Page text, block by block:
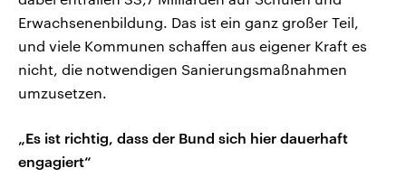
Erwachsenenbildung. Das ist ein ganz großer Teil,
und viele Kommunen schaffen aus eigener Kraft es
nicht, die notwendigen Sanierungsmaßnahmen
umzusetzen.
„Es ist richtig, dass der Bund sich hier dauerhaft
engagiert“